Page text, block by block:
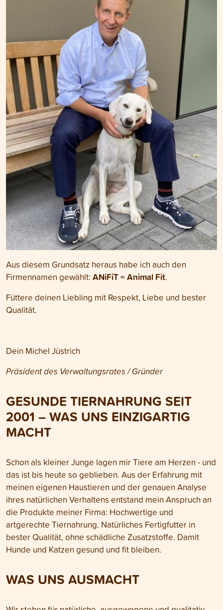
Aus diesem Grundsatz heraus habe ich auch den
Firmennamen gewählt: ANiFiT = Animal Fit.
Füttere deinen Liebling mit Respekt, Liebe und bester
Qualität.
Dein Michel Jüstrich
Präsident des Verwaltungsrates / Gründer
GESUNDE TIERNAHRUNG SEIT
2001 – WAS UNS EINZIGARTIG
MACHT
Schon als kleiner Junge lagen mir Tiere am Herzen - und
das ist bis heute so geblieben. Aus der Erfahrung mit
meinen eigenen Haustieren und der genauen Analyse
ihres natürlichen Verhaltens entstand mein Anspruch an
die Produkte meiner Firma: Hochwertige und
artgerechte Tiernahrung. Natürliches Fertigfutter in
bester Qualität, ohne schädliche Zusatzstoffe. Damit
Hunde und Katzen gesund und fit bleiben.
WAS UNS AUSMACHT